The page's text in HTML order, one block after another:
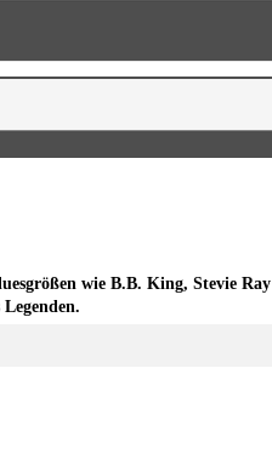
wie B.B. King, Stevie Ray